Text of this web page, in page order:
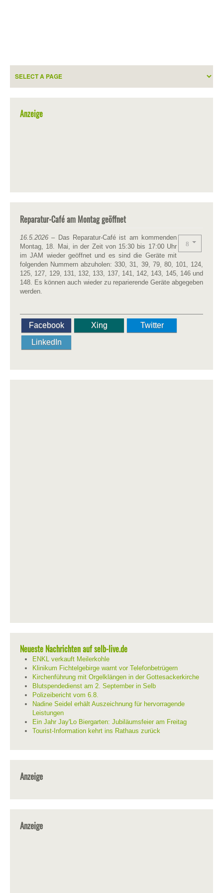
Anzeige
Reparatur-Café am Montag geöffnet
16.5.2026 – Das Reparatur-Café ist am kommenden
Montag, 18. Mai, in der Zeit von 15:30 bis 17:00 Uhr
im JAM wieder geöffnet und es sind die Geräte mit
folgenden Nummern abzuholen: 330, 31, 39, 79, 80, 101, 124,
125, 127, 129, 131, 132, 133, 137, 141, 142, 143, 145, 146 und
148. Es können auch wieder zu reparierende Geräte abgegeben
werden.
Facebook Xing
Twitter
LinkedIn
Neueste Nachrichten auf selb-live.de
ENKL verkauft Meilerkohle
Klinikum Fichtelgebirge warnt vor Telefonbetrügern
Kirchenführung mit Orgelklängen in der Gottesackerkirche
Blutspendedienst am 2. September in Selb
Polizeibericht vom 6.8.
Nadine Seidel erhält Auszeichnung für hervorragende
Leistungen
Ein Jahr Jay'Lo Biergarten: Jubiläumsfeier am Freitag
Tourist-Information kehrt ins Rathaus zurück
Anzeige
Anzeige